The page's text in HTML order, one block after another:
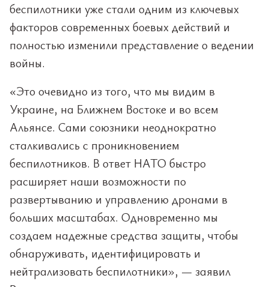
беспилотники уже стали одним из ключевых
факторов современных боевых действий и
полностью изменили представление о ведении
войны.
«Это очевидно из того, что мы видим в
Украине, на Ближнем Востоке и во всем
Альянсе. Сами союзники неоднократно
сталкивались с проникновением
беспилотников. В ответ НАТО быстро
расширяет наши возможности по
развертыванию и управлению дронами в
больших масштабах. Одновременно мы
создаем надежные средства защиты, чтобы
обнаруживать, идентифицировать и
нейтрализовать беспилотники», — заявил